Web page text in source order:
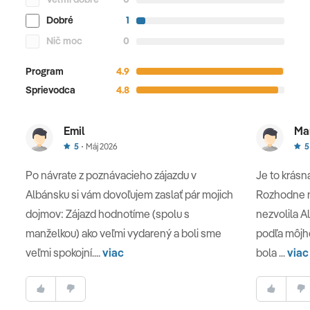
7. deň
VLORA - DURRES - TIRANA
najstarších miest Albánska
polostrove na pobreží Jadranského mora. Prezrieme si
Balkánskom polostrove, či mestské hradby z dôb
Byzantskej ríše. Mesto je preslávené svojimi
piesočnými plážami. Návrat doTirany
Dobré
1
Nič moc
0
Program
4.9
Sprievodca
4.8
Emil
5 Máj 2026
Po návrate z poznávacieho zájazdu v
Albánsku si vám dovoľujem zaslať pár mojich
dojmov: Zájazd hodnotíme (spolu s
manželkou) ako veľmi vydarený a boli sme
veľmi spokojní....viac
5
Je to
Rozhodne
nezvolila
podľa
bola ...viac